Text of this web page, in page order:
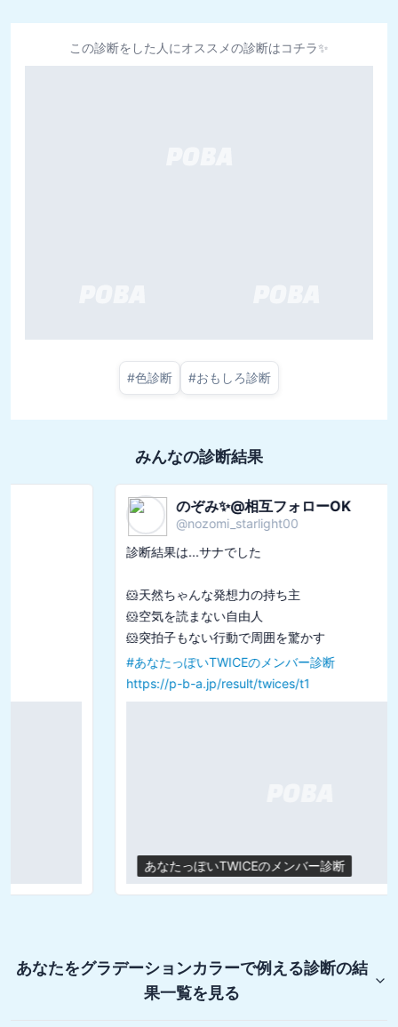
この診断をした人にオススメの診断はコチラ✨
#色診断 #おもしろ診断
みんなの診断結果
のぞみ✨@相互フォローOK
nozomi_starlight00
診断結果は...サナでした
🐹天然ちゃんな発想力の持ち主
🐹空気を読まない自由人
🐹突拍子もない行動で周囲を驚かす
あなたっぽいTWICEのメンバー診断
https://p-b-a.jp/result/twices/t1
あなたっぽいTWICEのメンバー診断
あなたをグラデーションカラーで例える診断の結
果一覧を見る